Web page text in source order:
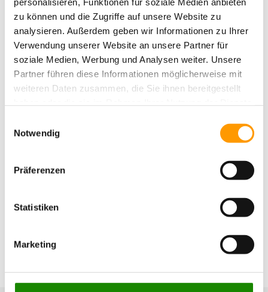
zu können und die Zugriffe auf unsere Website zu
analysieren. Außerdem geben wir Informationen zu Ihrer
Verwendung unserer Website an unsere Partner für
soziale Medien, Werbung und Analysen weiter. Unsere
Partner führen diese Informationen möglicherweise mit
weiteren Daten zusammen, die Sie ihnen bereitgestellt
Cookies, wenn Sie unsere Webseite weiterhin nutzen.
Notwendig
Präferenzen
Statistiken
Marketing